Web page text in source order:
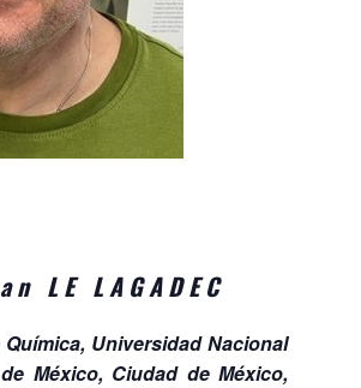
LE LAGADEC
Universidad Nacional
México, Ciudad de México,